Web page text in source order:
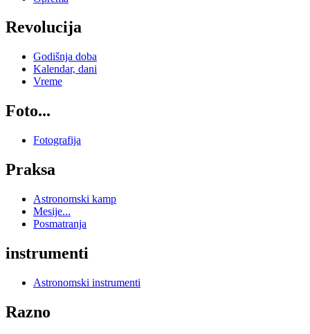
Revolucija
Godišnja doba
Kalendar, dani
Vreme
Foto...
Fotografija
Praksa
Astronomski kamp
Mesije...
Posmatranja
instrumenti
Astronomski instrumenti
Razno